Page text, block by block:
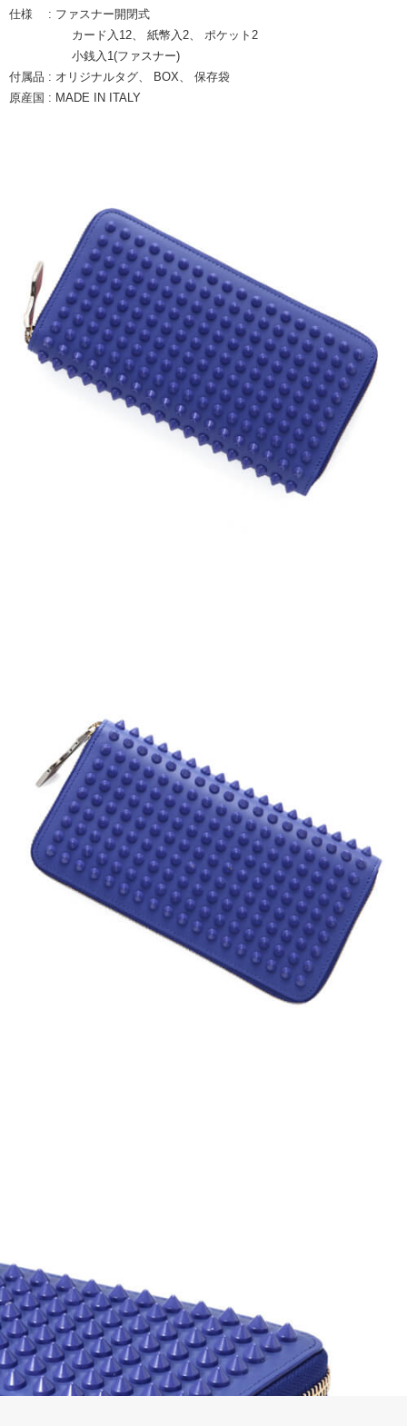
仕様 : ファスナー開閉式
カード入12、 紙幣入2、 ポケット2
小銭入1(ファスナー)
付属品 : オリジナルタグ、 BOX、 保存袋
原産国 : MADE IN ITALY